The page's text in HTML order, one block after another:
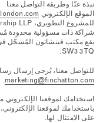
نبذة عنّا وطريقة التواصل معنا
الموقع الإلكتروني
SW3 3TQ.
للتواصل معنا، يُرجى إرسال
marketing@finchatton.com
.
استخدامك لموقعنا
باستخدامك لموقعنا
على الامتثال لها.